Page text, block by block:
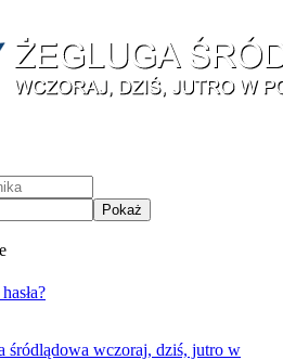
Pokaż
śródlądowa wczoraj, dziś, jutro w